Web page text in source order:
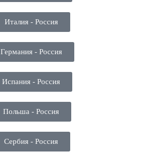
Италия - Россия
Германия - Россия
Испания - Россия
Польша - Россия
Сербия - Россия